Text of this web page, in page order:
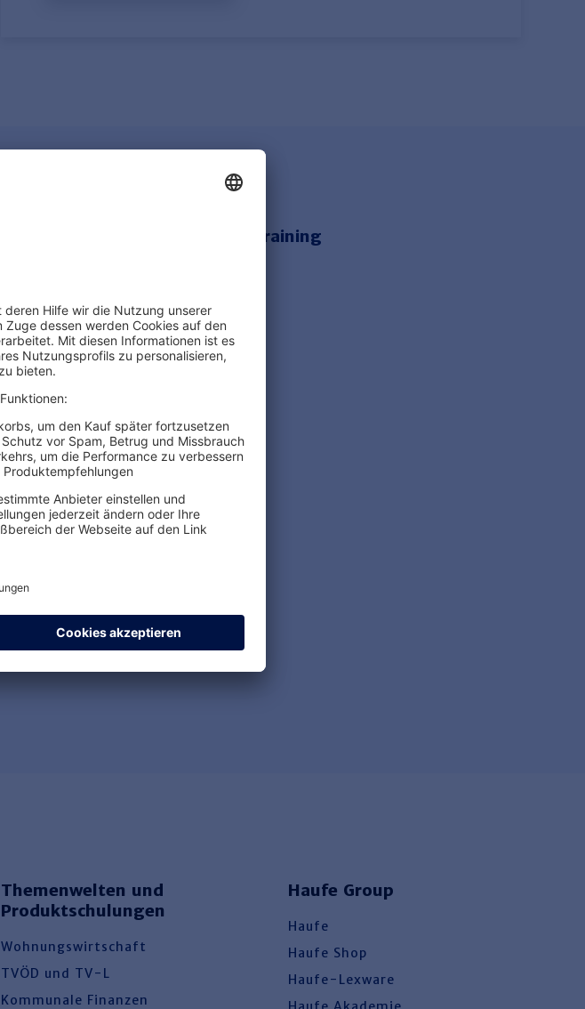
Ihre Vorteile von Haufe Onlinetraining
Sofort verfügbar
Rechtssichere Produkte
Folgen Sie uns!
Themenwelten und
Produktschulungen
Wohnungswirtschaft
TVÖD und TV-L
Kommunale Finanzen
Haufe Group
Haufe
Haufe Shop
Haufe-Lexware